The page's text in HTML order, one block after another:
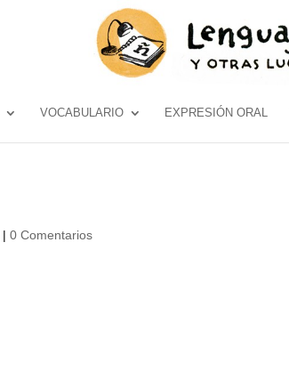
VOCABULARIO EXPRESIÓN ORAL
|0 Comentarios